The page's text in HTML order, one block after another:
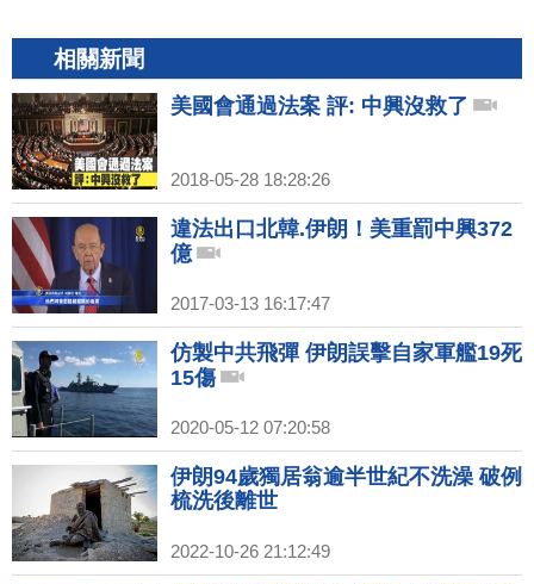
相關新聞
美國會通過法案 評: 中興沒救了
2018-05-28 18:28:26
違法出口北韓.伊朗！美重罰中興372
億
2017-03-13 16:17:47
仿製中共飛彈 伊朗誤擊自家軍艦19死
15傷
2020-05-12 07:20:58
伊朗94歲獨居翁逾半世紀不洗澡 破例
梳洗後離世
2022-10-26 21:12:49